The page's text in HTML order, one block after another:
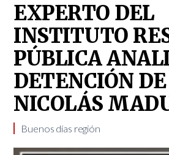
EXPERTO DEL
INSTITUTO
PÚBLICA
DETENCIÓN DE
NICOLÁS
Buenos días región